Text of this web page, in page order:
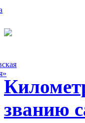
званию